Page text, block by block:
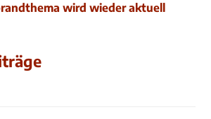
wird wieder aktuell